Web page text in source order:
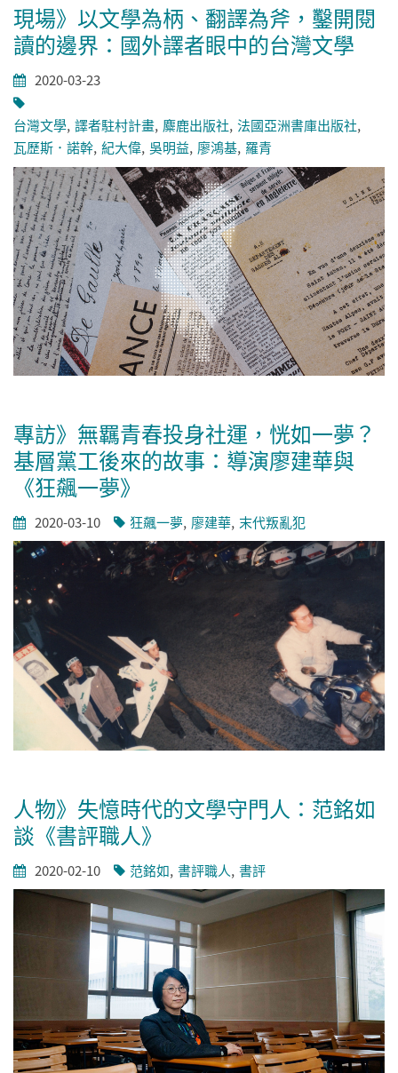
現場》以文學為柄、翻譯為斧，鑿開閱
讀的邊界：國外譯者眼中的台灣文學
2020-03-23
台灣文學 譯者駐村計畫 麋鹿出版社 法國亞洲書庫出版社
瓦歷斯．諾幹 紀大偉 吳明益 廖鴻基 羅青
專訪》無羈青春投身社運，恍如一夢？
基層黨工後來的故事：導演廖建華與
《狂飆一夢》
2020-03-10 狂飆一夢 廖建華 末代叛亂犯
人物》失憶時代的文學守門人：范銘如
談《書評職人》
2020-02-10 范銘如 書評職人 書評